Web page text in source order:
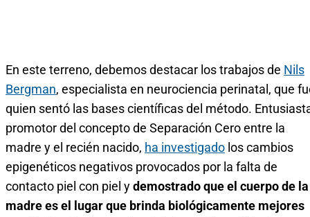
En este terreno, debemos destacar los trabajos de Nils
Bergman, especialista en neurociencia perinatal, que
quien sentó las bases científicas del método.
promotor del concepto de Separación Cero entre la
madre y el recién nacido, ha investigado los cambios
epigenéticos negativos provocados por la falta de
contacto piel con piel ydemostrado que el cuerpo de la
madre es el lugar que brinda biológicamente mejores